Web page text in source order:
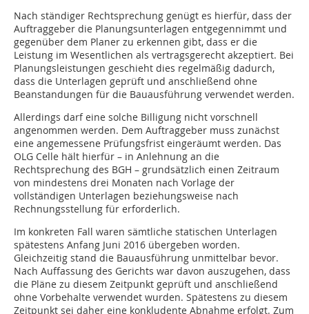
Nach ständiger Rechtsprechung genügt es hierfür, dass der
Auftraggeber die Planungsunterlagen entgegennimmt und
gegenüber dem Planer zu erkennen gibt, dass er die
Leistung im Wesentlichen als vertragsgerecht akzeptiert. Bei
Planungsleistungen geschieht dies regelmäßig dadurch,
dass die Unterlagen geprüft und anschließend ohne
Beanstandungen für die Bauausführung verwendet werden.
Allerdings darf eine solche Billigung nicht vorschnell
angenommen werden. Dem Auftraggeber muss zunächst
eine angemessene Prüfungsfrist eingeräumt werden. Das
OLG Celle hält hierfür – in Anlehnung an die
Rechtsprechung des BGH – grundsätzlich einen Zeitraum
von mindestens drei Monaten nach Vorlage der
vollständigen Unterlagen beziehungsweise nach
Rechnungsstellung für erforderlich.
Im konkreten Fall waren sämtliche statischen Unterlagen
spätestens Anfang Juni 2016 übergeben worden.
Gleichzeitig stand die Bauausführung unmittelbar bevor.
Nach Auffassung des Gerichts war davon auszugehen, dass
die Pläne zu diesem Zeitpunkt geprüft und anschließend
ohne Vorbehalte verwendet wurden. Spätestens zu diesem
Zeitpunkt sei daher eine konkludente Abnahme erfolgt. Zum